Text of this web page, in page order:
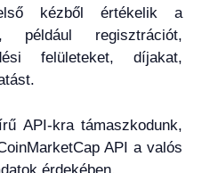
kézből értékelik a
például regisztrációt,
felületeket, díjakat,
API-kra támaszkodunk,
API a valós
érdekében.